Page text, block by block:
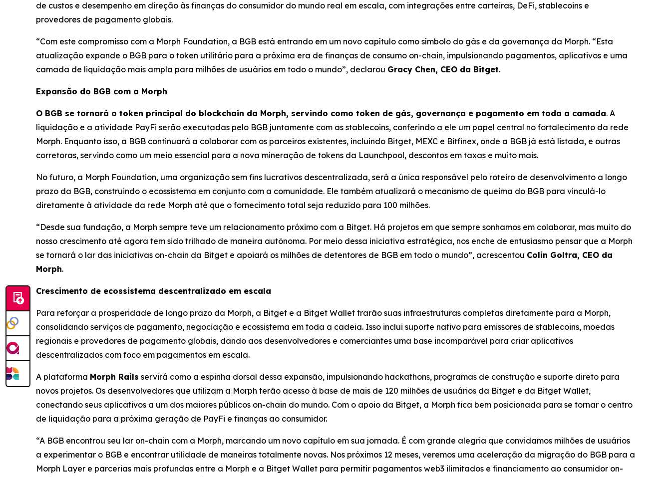
de custos e desempenho em direção às finanças do consumidor do mundo real em escala, com integrações entre carteiras, DeFi, stablecoins e
provedores de pagamento globais.
“Com este compromisso com a Morph Foundation, a BGB está entrando em um novo capítulo como símbolo do gás e da governança da Morph. “Esta
atualização expande o BGB para o token utilitário para a próxima era de finanças de consumo on-chain, impulsionando pagamentos, aplicativos e uma
camada de liquidação mais ampla para milhões de usuários em todo o mundo”, declarou Gracy Chen, CEO da Bitget.
Expansão do BGB com a Morph
O BGB se tornará o token principal do blockchain da Morph, servindo como token de gás, governança e pagamento em toda a camada. A
liquidação e a atividade PayFi serão executadas pelo BGB juntamente com as stablecoins, conferindo a ele um papel central no fortalecimento da rede
Morph. Enquanto isso, a BGB continuará a colaborar com os parceiros existentes, incluindo Bitget, MEXC e Bitfinex, onde a BGB já está listada, e outras
corretoras, servindo como um meio essencial para a nova mineração de tokens da Launchpool, descontos em taxas e muito mais.
No futuro, a Morph Foundation, uma organização sem fins lucrativos descentralizada, será a única responsável pelo roteiro de desenvolvimento a longo
prazo da BGB, construindo o ecossistema em conjunto com a comunidade. Ele também atualizará o mecanismo de queima do BGB para vinculá-lo
diretamente à atividade da rede Morph até que o fornecimento total seja reduzido para 100 milhões.
“Desde sua fundação, a Morph sempre teve um relacionamento próximo com a Bitget. Há projetos em que sempre sonhamos em colaborar, mas muito do
nosso crescimento até agora tem sido trilhado de maneira autônoma. Por meio dessa iniciativa estratégica, nos enche de entusiasmo pensar que a Morph
se tornará o lar das iniciativas on-chain da Bitget e apoiará os milhões de detentores de BGB em todo o mundo”, acrescentou Colin Goltra, CEO da
Morph.
Crescimento de ecossistema descentralizado em escala
Para reforçar a prosperidade de longo prazo da Morph, a Bitget e a Bitget Wallet trarão suas infraestruturas completas diretamente para a Morph,
consolidando serviços de pagamento, negociação e ecossistema em toda a cadeia. Isso inclui suporte nativo para emissores de stablecoins, moedas
regionais e provedores de pagamento globais, dando aos desenvolvedores e comerciantes uma base incomparável para criar aplicativos
descentralizados com foco em pagamentos em escala.
A plataforma Morph Rails servirá como a espinha dorsal dessa expansão, impulsionando hackathons, programas de construção e suporte direto para
novos projetos. Os desenvolvedores que utilizam a Morph terão acesso à base de mais de 120 milhões de usuários da Bitget e da Bitget Wallet,
conectando seus aplicativos a um dos maiores públicos on-chain do mundo. Com o apoio da Bitget, a Morph fica bem posicionada para se tornar o centro
de liquidação para a próxima geração de PayFi e finanças ao consumidor.
“A BGB encontrou seu lar on-chain com a Morph, marcando um novo capítulo em sua jornada. É com grande alegria que convidamos milhões de usuários
a experimentar o BGB e encontrar utilidade de maneiras totalmente novas. Nos próximos 12 meses, veremos uma aceleração da migração do BGB para a
Morph Layer e parcerias mais profundas entre a Morph e a Bitget Wallet para permitir pagamentos web3 ilimitados e financiamento ao consumidor on-